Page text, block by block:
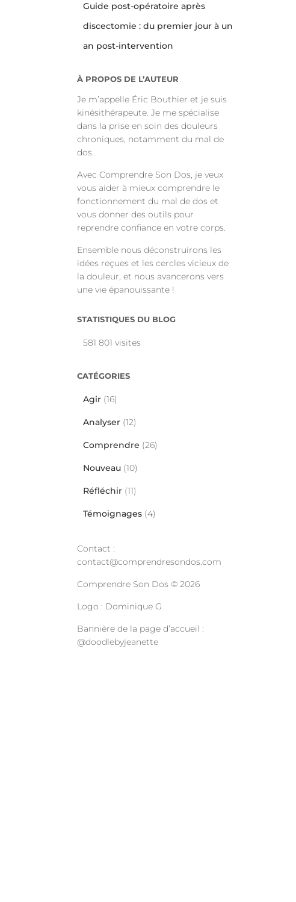
Guide post-opératoire après
discectomie : du premier jour à un
an post-intervention
À PROPOS DE L’AUTEUR
Je m’appelle Éric Bouthier et je suis
kinésithérapeute. Je me spécialise
dans la prise en soin des douleurs
chroniques, notamment du mal de
dos.
Avec Comprendre Son Dos, je veux
vous aider à mieux comprendre le
fonctionnement du mal de dos et
vous donner des outils pour
reprendre confiance en votre corps.
Ensemble nous déconstruirons les
idées reçues et les cercles vicieux de
la douleur, et nous avancerons vers
une vie épanouissante !
STATISTIQUES DU BLOG
581 801 visites
CATÉGORIES
Agir(16)
Analyser(12)
Comprendre (26)
Nouveau(10)
Réfléchir(11)
Témoignages(4)
Contact :
contact@comprendresondos.com
Comprendre Son Dos © 2026
Logo : Dominique G
Bannière de la page d’accueil :
@doodlebyjeanette